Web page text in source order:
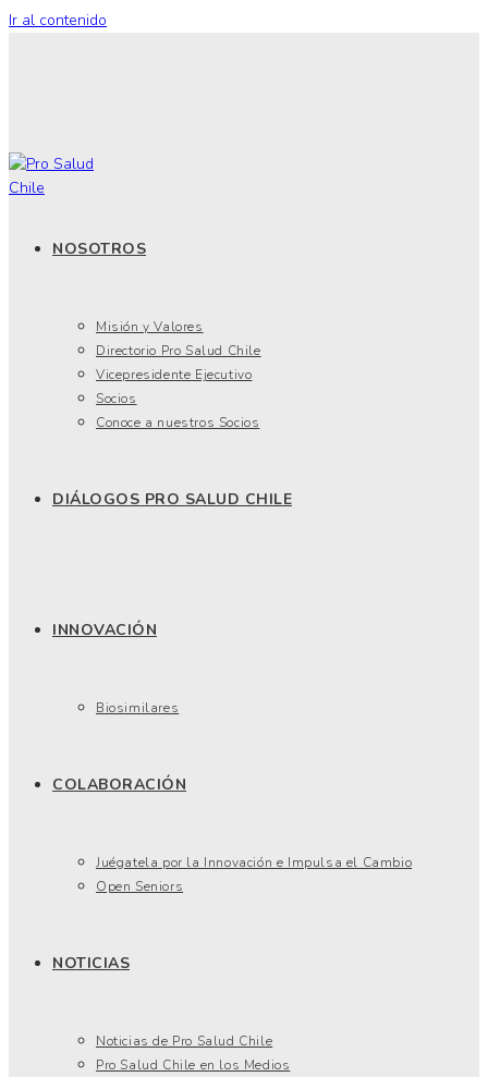
Ir al contenido
NOSOTROS
Misión y Valores
Directorio Pro Salud Chile
Vicepresidente Ejecutivo
Socios
Conoce a nuestros Socios
DIÁLOGOS PRO SALUD CHILE
INNOVACIÓN
Biosimilares
COLABORACIÓN
Juégatela por la Innovación e Impulsa el Cambio
Open Seniors
NOTICIAS
Noticias de Pro Salud Chile
Pro Salud Chile en los Medios